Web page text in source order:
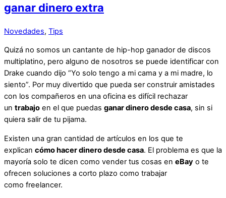
ganar dinero extra
Novedades, Tips
Quizá no somos un cantante de hip-hop ganador de discos
multiplatino, pero alguno de nosotros se puede identificar con
Drake cuando dijo “Yo solo tengo a mi cama y a mi madre, lo
siento”. Por muy divertido que pueda ser construir amistades
con los compañeros en una oficina es difícil rechazar
un trabajo en el que puedas ganar dinero desde casa, sin si
quiera salir de tu pijama.
Existen una gran cantidad de artículos en los que te
explican cómo hacer dinero desde casa. El problema es que la
mayoría solo te dicen como vender tus cosas en eBay o te
ofrecen soluciones a corto plazo como trabajar
como freelancer.